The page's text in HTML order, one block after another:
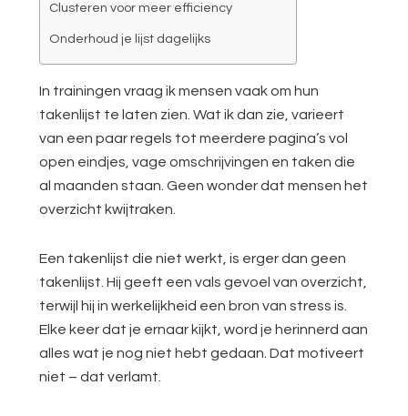
Clusteren voor meer efficiency
Onderhoud je lijst dagelijks
In trainingen vraag ik mensen vaak om hun
takenlijst te laten zien. Wat ik dan zie, varieert
van een paar regels tot meerdere pagina’s vol
open eindjes, vage omschrijvingen en taken die
al maanden staan. Geen wonder dat mensen het
overzicht kwijtraken.
Een takenlijst die niet werkt, is erger dan geen
takenlijst. Hij geeft een vals gevoel van overzicht,
terwijl hij in werkelijkheid een bron van stress is.
Elke keer dat je ernaar kijkt, word je herinnerd aan
alles wat je nog niet hebt gedaan. Dat motiveert
niet – dat verlamt.